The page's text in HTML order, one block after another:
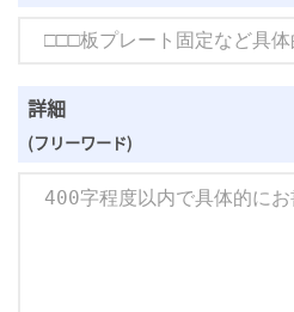
詳細
(フリーワード)